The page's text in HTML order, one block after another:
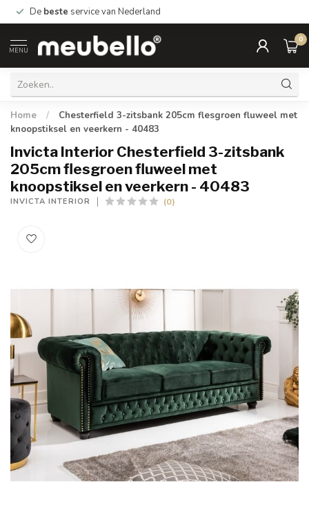
De beste service van Nederland
MENU
0
Home /
Chesterfield 3-zitsbank 205cm flesgroen fluweel met
knoopstiksel en veerkern - 40483
Invicta Interior Chesterfield 3-zitsbank
205cm flesgroen fluweel met
knoopstiksel en veerkern - 40483
INVICTA INTERIOR (0)